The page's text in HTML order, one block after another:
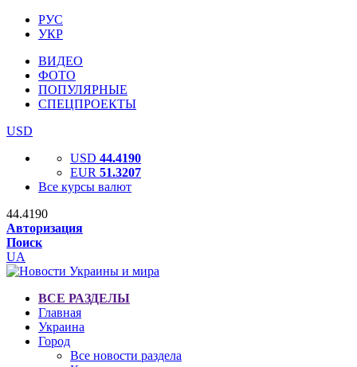
РУС
УКР
ВИДЕО
ФОТО
ПОПУЛЯРНЫЕ
СПЕЦПРОЕКТЫ
USD
USD 44.4190
EUR 51.3207
Все курсы валют
44.4190
Авторизация
Поиск
UA
ВСЕ РАЗДЕЛЫ
Главная
Украина
Город
Все новости раздела